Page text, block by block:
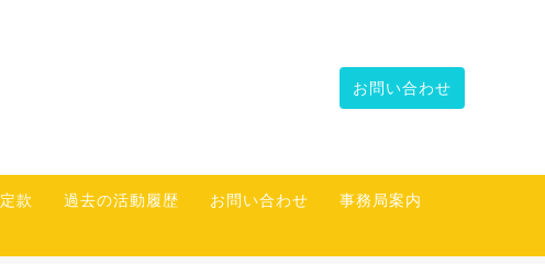
お問い合わせ
定款 過去の活動履歴 お問い合わせ
事務局案内